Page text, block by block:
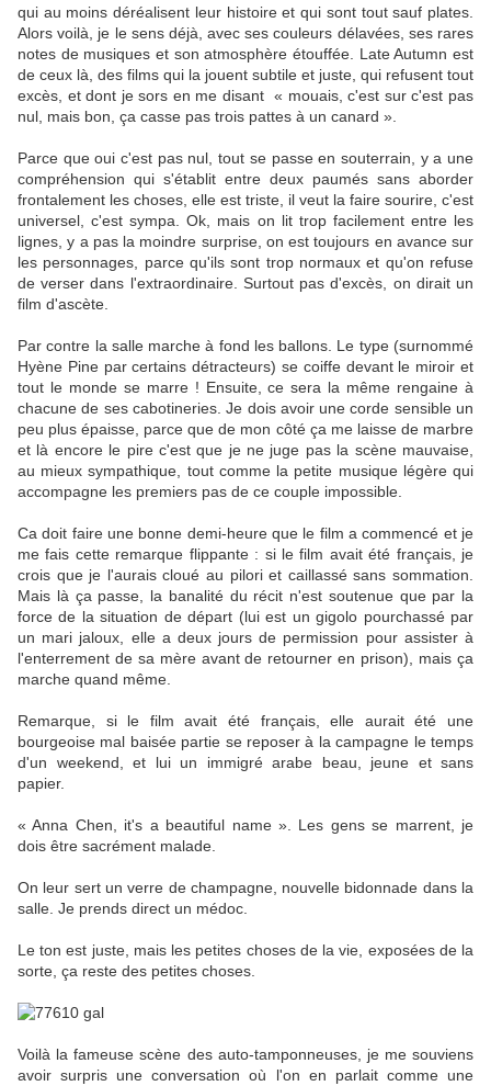
qui au moins déréalisent leur histoire et qui sont tout sauf plates.
Alors voilà, je le sens déjà, avec ses couleurs délavées, ses rares
notes de musiques et son atmosphère étouffée. Late Autumn est
de ceux là, des films qui la jouent subtile et juste, qui refusent tout
excès, et dont je sors en me disant « mouais, c'est sur c'est pas
nul, mais bon, ça casse pas trois pattes à un canard ».
Parce que oui c'est pas nul, tout se passe en souterrain, y a une
compréhension qui s'établit entre deux paumés sans aborder
frontalement les choses, elle est triste, il veut la faire sourire, c'est
universel, c'est sympa. Ok, mais on lit trop facilement entre les
lignes, y a pas la moindre surprise, on est toujours en avance sur
les personnages, parce qu'ils sont trop normaux et qu'on refuse
de verser dans l'extraordinaire. Surtout pas d'excès, on dirait un
film d'ascète.
Par contre la salle marche à fond les ballons. Le type (surnommé
Hyène Pine par certains détracteurs) se coiffe devant le miroir et
tout le monde se marre ! Ensuite, ce sera la même rengaine à
chacune de ses cabotineries. Je dois avoir une corde sensible un
peu plus épaisse, parce que de mon côté ça me laisse de marbre
et là encore le pire c'est que je ne juge pas la scène mauvaise,
au mieux sympathique, tout comme la petite musique légère qui
accompagne les premiers pas de ce couple impossible.
Ca doit faire une bonne demi-heure que le film a commencé et je
me fais cette remarque flippante : si le film avait été français, je
crois que je l'aurais cloué au pilori et caillassé sans sommation.
Mais là ça passe, la banalité du récit n'est soutenue que par la
force de la situation de départ (lui est un gigolo pourchassé par
un mari jaloux, elle a deux jours de permission pour assister à
l'enterrement de sa mère avant de retourner en prison), mais ça
marche quand même.
Remarque, si le film avait été français, elle aurait été une
bourgeoise mal baisée partie se reposer à la campagne le temps
d'un weekend, et lui un immigré arabe beau, jeune et sans
papier.
« Anna Chen, it's a beautiful name ». Les gens se marrent, je
dois être sacrément malade.
On leur sert un verre de champagne, nouvelle bidonnade dans la
salle. Je prends direct un médoc.
Le ton est juste, mais les petites choses de la vie, exposées de la
sorte, ça reste des petites choses.
Voilà la fameuse scène des auto-tamponneuses, je me souviens
avoir surpris une conversation où l'on en parlait comme une